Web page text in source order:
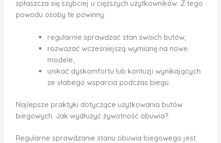
spłaszcza się szybciej u cięższych użytkowników. Z tego
powodu osoby te powinny:
regularnie sprawdzać stan swoich butów,
rozważać wcześniejszą wymianę na nowe
modele,
unikać dyskomfortu lub kontuzji wynikających
ze słabego wsparcia podczas biegu.
Najlepsze praktyki dotyczące użytkowania butów
biegowych. Jak wydłużyć żywotność obuwia?
Regularne sprawdzanie stanu obuwia biegowego jest